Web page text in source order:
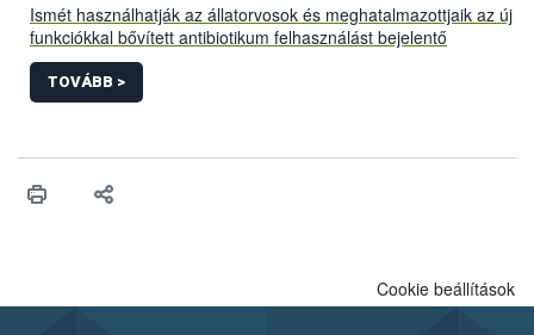
Ismét használhatják az állatorvosok és meghatalmazottjaik az új
funkciókkal bővített antibiotikum felhasználást bejelentő
rendszert. Az antibiotikum-hatóanyagú állatgyógyászati
készítmények nagykereskedői hamarosan, a fejlesztés második
ütemének lezárásakor tölthetik majd fel éves jelentésüket.
TOVÁBB >
Cookie beállítások